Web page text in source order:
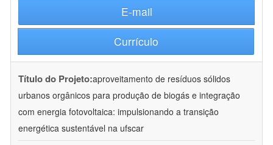
E-mail
Currículo
Título do Projeto:aproveitamento de resíduos sólidos
urbanos orgânicos para produção de biogás e integração
com energia fotovoltaica: impulsionando a transição
energética sustentável na ufscar